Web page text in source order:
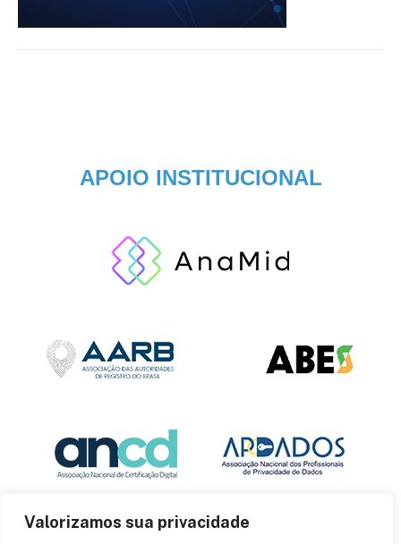
Valorizamos sua privacidade
APOIO INSTITUCIONAL